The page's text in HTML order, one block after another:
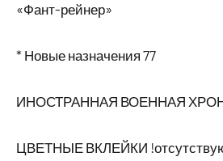
«Фант-рейнер»
* Новые назначения 77
ИНОСТРАННАЯ ВОЕННАЯ
ЦВЕТНЫЕ ВКЛЕЙКИ